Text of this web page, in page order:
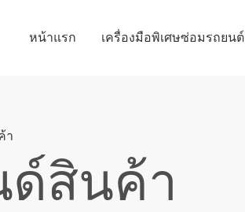
หน้าแรก เครื่องมือพิเศษซ่อมรถยนต์
า
ด์สินค้า